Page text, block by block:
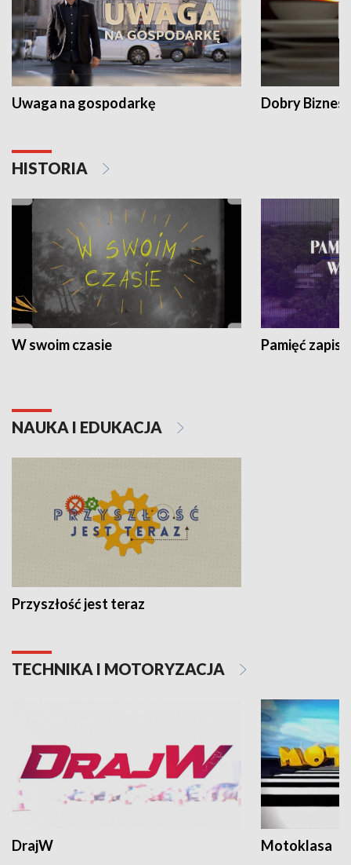
Uwaga na gospodarkę Dobry Biznes
HISTORIA
W swoim czasie Pamięć
NAUKA I EDUKACJA
Przyszłość jest teraz
TECHNIKA I MOTORYZACJA
DrajW Motoklasa